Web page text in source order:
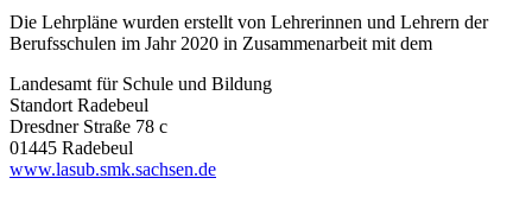
Die Lehrpläne wurden erstellt von Lehrerinnen und Lehrern der
Berufsschulen im Jahr 2020 in Zusammenarbeit mit dem
Landesamt für Schule und Bildung
Standort Radebeul
Dresdner Straße 78 c
01445 Radebeul
www.lasub.smk.sachsen.de